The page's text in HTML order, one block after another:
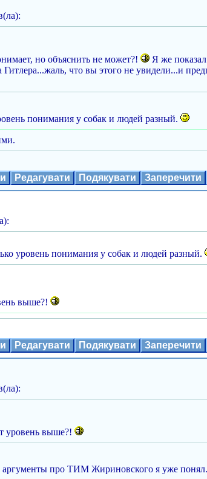
но объяснить не может?!
Я же
что вы этого не увидели...и
понимания у собак и людей разный.
Редагувати Подякувати Заперечити
уровень понимания у собак и людей разный.
выше?!
Редагувати Подякувати Заперечити
уровень выше?!
аргументы про ТИМ Жириновского я уже